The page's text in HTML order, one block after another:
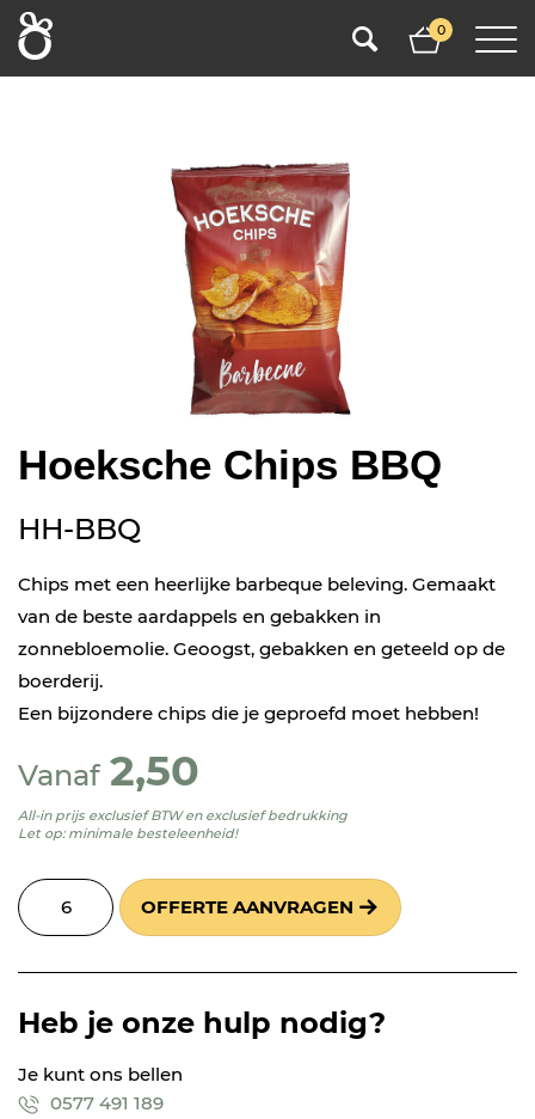
0
Hoeksche Chips BBQ
HH-BBQ
Chips met een heerlijke barbeque beleving. Gemaakt
van de beste aardappels en gebakken in
zonnebloemolie. Geoogst, gebakken en geteeld op de
boerderij.
Een bijzondere chips die je geproefd moet hebben!
Vanaf 2,50
All-in prijs exclusief BTW en exclusief bedrukking
Let op: minimale besteleenheid!
OFFERTE AANVRAGEN
Heb je onze hulp nodig?
Je kunt ons bellen
0577 491 189